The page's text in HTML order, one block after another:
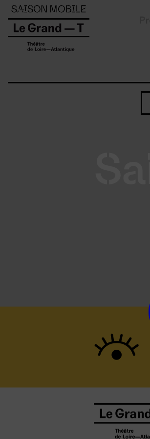
Panneau de gestion des cookies